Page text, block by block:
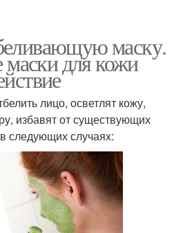
маску.
для кожи
лицо, осветлят кожу,
избавят от существующих
следующих случаях: